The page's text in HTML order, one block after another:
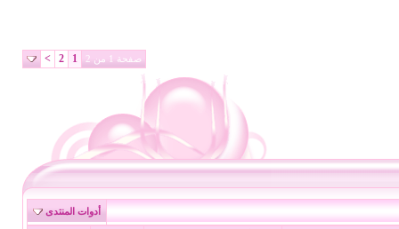
صفحة 1 من 2 1
2
>
أدوات المنتدى